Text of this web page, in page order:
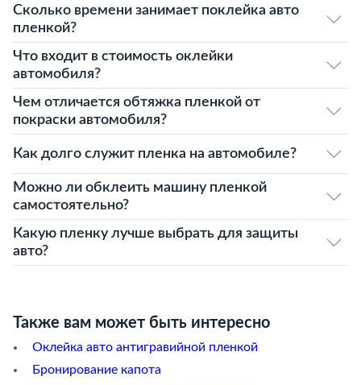
Сколько времени занимает поклейка авто
пленкой?
Что входит в стоимость оклейки
автомобиля?
Чем отличается обтяжка пленкой от
покраски автомобиля?
Как долго служит пленка на автомобиле?
Можно ли обклеить машину пленкой
самостоятельно?
Какую пленку лучше выбрать для защиты
авто?
Также вам может быть интересно
Оклейка авто антигравийной пленкой
Бронирование капота